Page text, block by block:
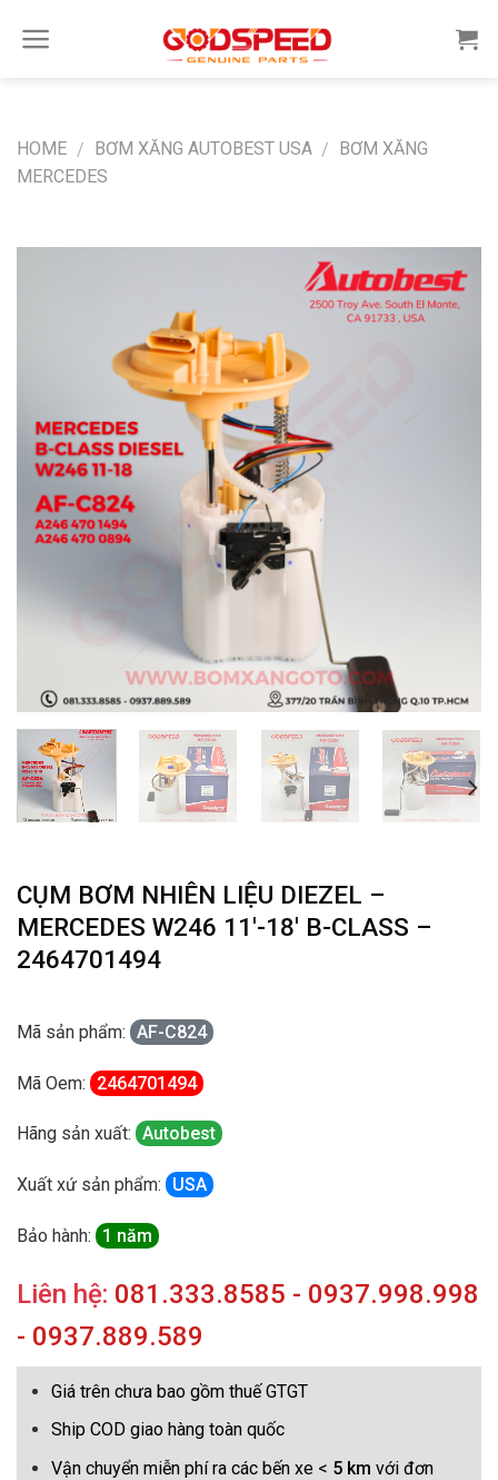
HOME / BƠM XĂNG AUTOBEST USA / BƠM XĂNG
MERCEDES
CỤM BƠM NHIÊN LIỆU DIEZEL –
MERCEDES W246 11′-18′ B-CLASS –
2464701494
Mã sản phẩm: AF-C824
Mã Oem: 2464701494
Hãng sản xuất: Autobest
Xuất xứ sản phẩm: USA
Bảo hành: 1 năm
Liên hệ: 081.333.8585 - 0937.998.998
- 0937.889.589
Giá trên chưa bao gồm thuế GTGT
Ship COD giao hàng toàn quốc
Vận chuyển miễn phí ra các bến xe < 5 km với đơn